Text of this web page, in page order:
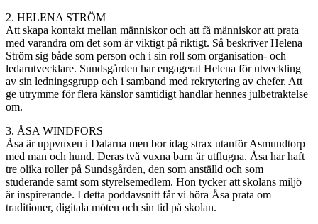
2. HELENA STRÖM
Att skapa kontakt mellan människor och att få människor att prata
med varandra om det som är viktigt på riktigt. Så beskriver Helena
Ström sig både som person och i sin roll som organisation- och
ledarutvecklare. Sundsgården har engagerat Helena för utveckling
av sin ledningsgrupp och i samband med rekrytering av chefer. Att
ge utrymme för flera känslor samtidigt handlar hennes julbetraktelse
om.
3. ÅSA WINDFORS
Åsa är uppvuxen i Dalarna men bor idag strax utanför Asmundtorp
med man och hund. Deras två vuxna barn är utflugna. Åsa har haft
tre olika roller på Sundsgården, den som anställd och som
studerande samt som styrelsemedlem. Hon tycker att skolans miljö
är inspirerande. I detta poddavsnitt får vi höra Åsa prata om
traditioner, digitala möten och sin tid på skolan.